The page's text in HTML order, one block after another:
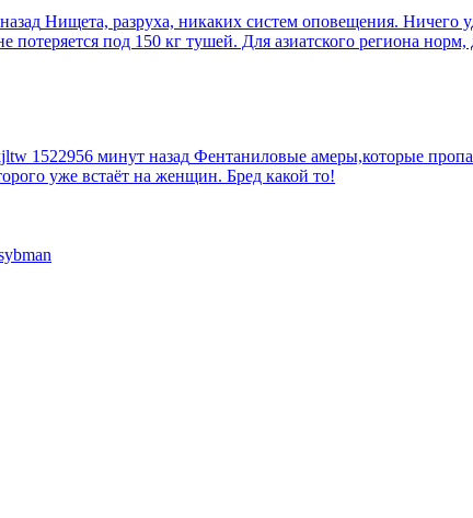
Нищета, разруха, никаких систем оповещения. Ничего
под 150 кг тушей. Для азиатского региона норм,
1522956 минут назад Фентаниловые амеры,которые
уже встаёт на женщин. Бред какой то!